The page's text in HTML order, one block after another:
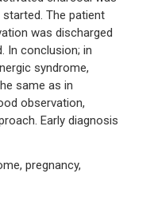
The patient
was discharged
In conclusion; in
syndrome,
same as in
observation,
Early diagnosis
pregnancy,